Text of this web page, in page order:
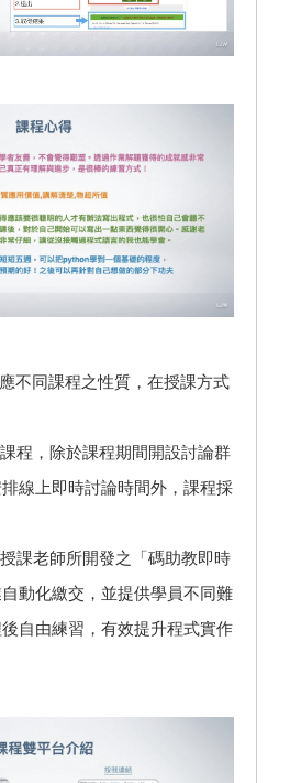
不同課程之性質，在授課方式
程，除於課程期間開設討論群
線上即時討論時間外，課程採
課老師所開發之「碼助教即時
動化繳交，並提供學員不同難
自由練習，有效提升程式實作